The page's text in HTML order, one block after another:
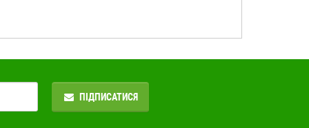
ПІДПИСАТИСЯ